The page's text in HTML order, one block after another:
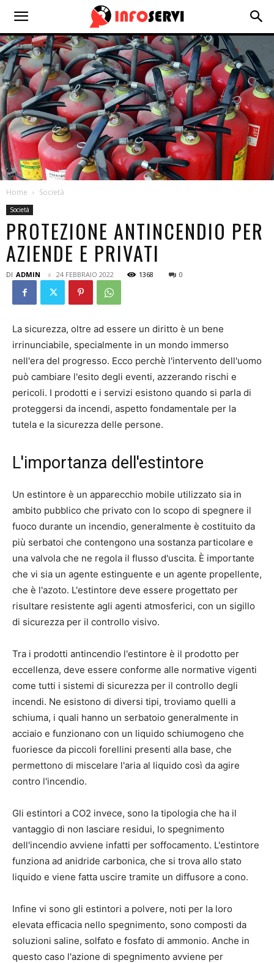
Home Società
Società
PROTEZIONE ANTINCENDIO PER
AZIENDE E PRIVATI
DI ADMIN 24 FEBBRAIO 2022 1368 0
La sicurezza, oltre ad essere un diritto è un bene
irrinunciabile, specialmente in un mondo immerso
nell'era del progresso. Ecco perchè l'intervento dell'uomo
può cambiare l'esito degli eventi, azzerando rischi e
pericoli. I prodotti e i servizi esistono quando si parla di
proteggersi da incendi, aspetto fondamentale per la
tutela e la sicurezza delle persone.
L'importanza dell'estintore
Un estintore è un apparecchio mobile utilizzato sia in
ambito pubblico che privato con lo scopo di spegnere il
fuoco durante un incendio, generalmente è costituito da
più serbatoi che contengono una sostanza particolare e
una valvola che ne regola il flusso d'uscita. È importante
che vi sia un agente estinguente e un agente propellente,
che è l'azoto. L'estintore deve essere progettato per
risultare resistente agli agenti atmosferici, con un sigillo
di sicurezza per il controllo visivo.
Tra i prodotti antincendio l'estintore è il prodotto per
eccellenza, deve essere conforme alle normative vigenti
come tutti i sistemi di sicurezza per il controllo degli
incendi. Ne esistono di diversi tipi, troviamo quelli a
schiuma, i quali hanno un serbatoio generalmente in
acciaio e funzionano con un liquido schiumogeno che
fuoriesce da piccoli forellini presenti alla base, che
permettono di miscelare l'aria al liquido così da agire
contro l'incendio.
Gli estintori a CO2 invece, sono la tipologia che ha il
vantaggio di non lasciare residui, lo spegnimento
dell'incendio avviene infatti per soffocamento. L'estintore
funziona ad anidride carbonica, che si trova allo stato
liquido e viene fatta uscire tramite un diffusore a cono.
Infine vi sono gli estintori a polvere, noti per la loro
elevata efficacia nello spegnimento, sono composti da
soluzioni saline, solfato e fosfato di ammonio. Anche in
questo caso l'azione di spegnimento avviene per